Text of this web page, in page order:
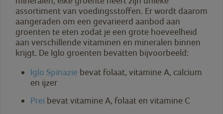
assortiment van voedingsstoffen. Er wordt daarom
aangeraden om een gevarieerd aanbod aan
groenten te eten zodat je een grote hoeveelheid
aan verschillende vitaminen en mineralen binnen
krijgt. De Iglo groenten bevatten bijvoorbeeld:
Iglo Spinazie bevat folaat, vitamine A, calcium
en ijzer
Prei bevat vitamine A, folaat en vitamine C